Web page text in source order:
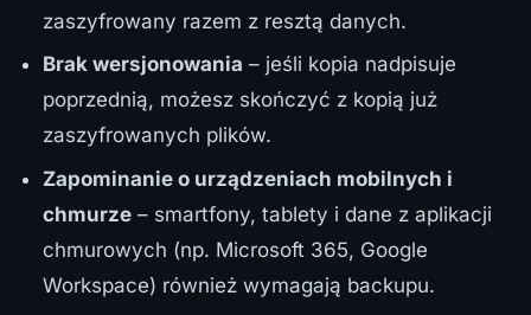
zaszyfrowany razem z resztą danych.
Brak wersjonowania – jeśli kopia nadpisuje
poprzednią, możesz skończyć z kopią już
zaszyfrowanych plików.
Zapominanie o urządzeniach mobilnych i
chmurze – smartfony, tablety i dane z aplikacji
chmurowych (np. Microsoft 365, Google
Workspace) również wymagają backupu.